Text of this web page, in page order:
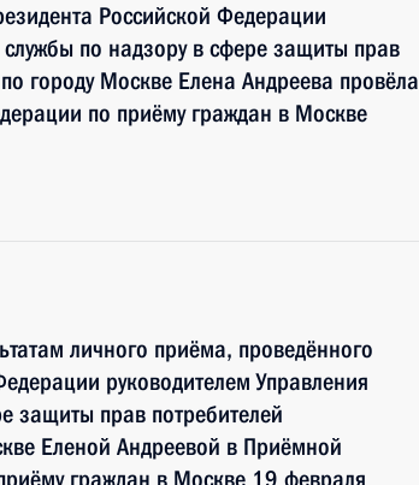
Российской Федерации
по надзору в сфере защиты прав
городу Москве Елена Андреева провёла
по приёму граждан в Москве
личного приёма, проведённого
руководителем Управления
защиты прав потребителей
Еленой Андреевой в Приёмной
граждан в Москве 19 февраля